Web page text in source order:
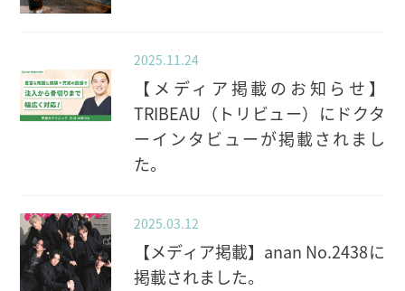
2025.11.24
【メディア掲載のお知らせ】
TRIBEAU（トリビュー）にドクタ
ーインタビューが掲載されまし
た。
2025.03.12
【メディア掲載】anan No.2438に
掲載されました。